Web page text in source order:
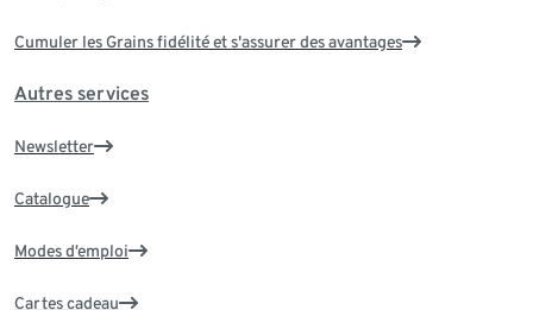
Cumuler les Grains fidélité et s'assurer des avantages
Autres services
Newsletter
Catalogue
Modes d’emploi
Cartes cadeau